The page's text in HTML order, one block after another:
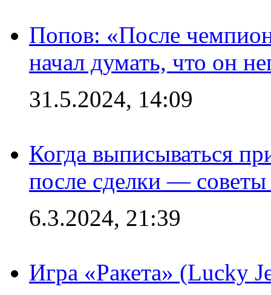
Попов: «После
начал думать, что он
31.5.2024, 14:09
Когда выписываться
после сделки —
6.3.2024, 21:39
Игра «Ракета» (Lucky